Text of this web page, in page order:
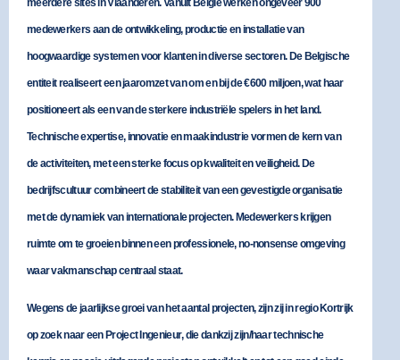
meerdere sites in Vlaanderen. Vanuit België werkenongeveer 900
medewerkers aan de ontwikkeling, productie en installatie van
hoogwaardige systemen voor klanten in diverse sectoren. De Belgische
entiteit realiseert eenjaaromzet van om en bij de €600 miljoen, wat haar
positioneert als een van de sterkere industriële spelers in het land.
Technische expertise, innovatie en maakindustrievormen de kern van
de activiteiten, met een sterke focus op kwaliteit en veiligheid. De
bedrijfscultuur combineert de stabiliteit van een gevestigde organisatie
met de dynamiek van internationale projecten. Medewerkers krijgen
ruimte om te groeien binnen een professionele, no‑nonsense omgeving
waar vakmanschap centraal staat.
Wegens de jaarlijkse groei van het aantal projecten, zijn zij inregio Kortrijk
op zoek naar een Project Ingenieur, die dankzij zijn/haar technische